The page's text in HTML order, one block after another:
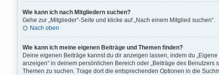
Wie kann ich nach Mitgliedern suchen?
Gehe zur „Mitglieder“-Seite und klicke auf „Nach einem Mitglied suchen“.
Nach oben
Wie kann ich meine eigenen Beiträge und Themen finden?
Deine eigenen Beiträge kannst du dir anzeigen lassen, indem du
anzeigen“ in deinem persönlichen Bereich oder „Beiträge des
Themen zu suchen. Trage dort die entsprechenden Optionen in die